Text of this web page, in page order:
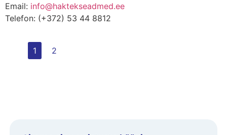
Email: info@haktekseadmed.ee
Telefon: (+372) 53 44 8812
1 2